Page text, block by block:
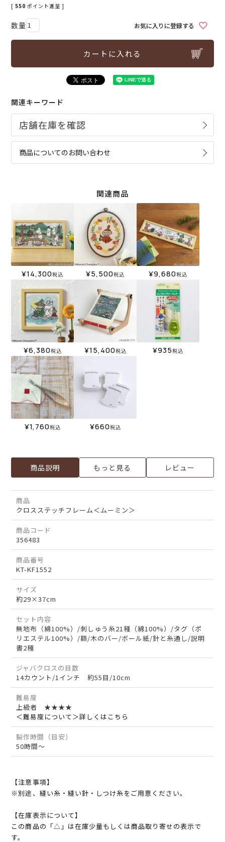
[ 550 ポイント進呈 ]
お気に入りに登録する
カートに入れる
関連キーワード
商品についてのお問い合わせ
関連商品
¥14,300税込 ¥5,500税込 ¥9,680税込
¥6,380税込 ¥15,400税込 ¥935税込
¥1,760税込 ¥660税込
商品説明 もっと見る レビュー
商品
クロスステッチフレーム＜ムーミン＞
商品コード
356483
商品番号
KT-KF1552
サイズ
約29×37cm
セット内容
無地布（綿100%）/刺しゅう糸21種（綿100%）/タグ（ポ
リエステル100%）/額/木のバー/ボール紙/針と糸通し/説明
書2種
ジャバクロスの目数
14カウント/1インチ 約55目/10cm
難易度
上級者 ★★★★
＜難易度について＞詳しくはこちら
製作時間（目安）
50時間～
【注意事項】
※別途、縫い糸・縫い針・しつけ糸をご用意ください。
【在庫表示について】
この商品の「△」は在庫少量もしくは商品取り寄せの表示で
す。